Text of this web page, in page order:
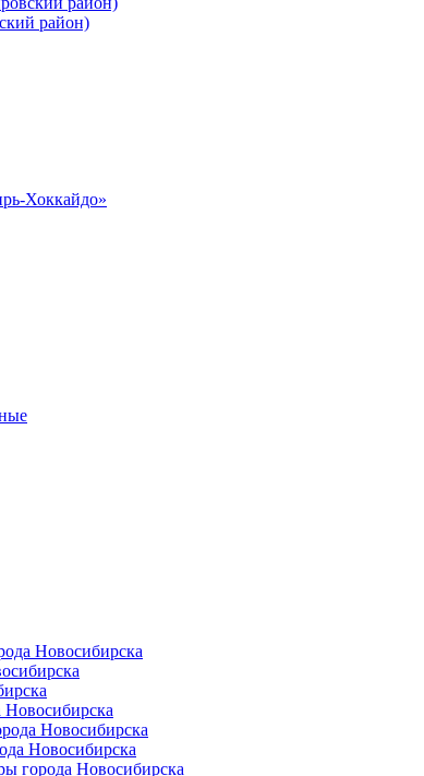
район)
Хоккайдо»
Новосибирска
Новосибирска
Новосибирска
города Новосибирска